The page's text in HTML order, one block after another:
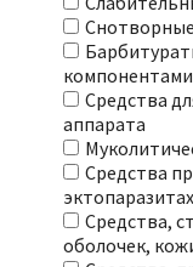
компонентами
Средства
аппарата
Средства
Средства,
оболочек,